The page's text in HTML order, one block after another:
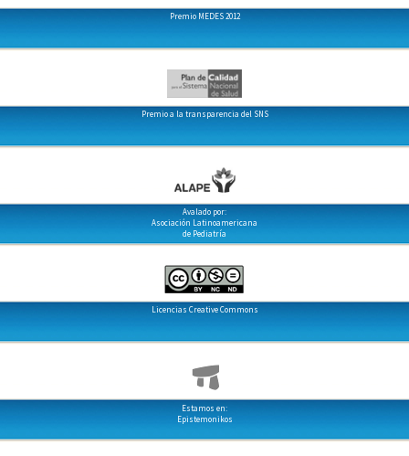
Premio MEDES 2012
Premio a la transparencia del SNS
Avalado por:
Asociación Latinoamericana
de Pediatría
Licencias Creative Commons
Estamos en:
Epistemonikos